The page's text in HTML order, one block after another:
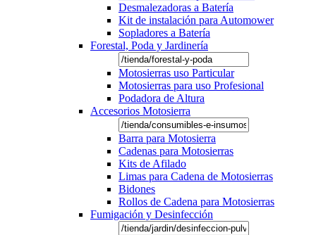
Desmalezadoras a Batería
Kit de instalación para Automower
Sopladores a Batería
Forestal, Poda y Jardinería
Motosierras uso Particular
Motosierras para uso Profesional
Podadora de Altura
Accesorios Motosierra
Barra para Motosierra
Cadenas para Motosierras
Kits de Afilado
Limas para Cadena de Motosierras
Bidones
Rollos de Cadena para Motosierras
Fumigación y Desinfección